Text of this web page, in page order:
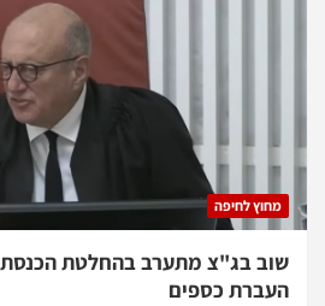
מחוץ לחיפה
שוב בג"צ מתערב בהחלטת
העברת כספים